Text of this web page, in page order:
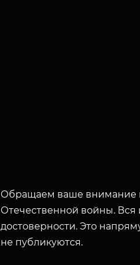
Обращаем ваше внимание
Отечественной войны.
достоверности. Это
не публикуются.